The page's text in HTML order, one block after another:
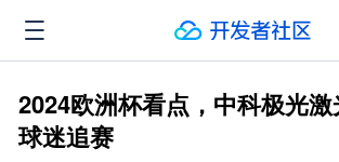
2024欧洲杯看点，中科极光
球迷追赛